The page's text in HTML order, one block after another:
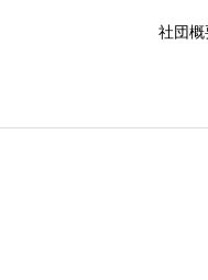
社団概